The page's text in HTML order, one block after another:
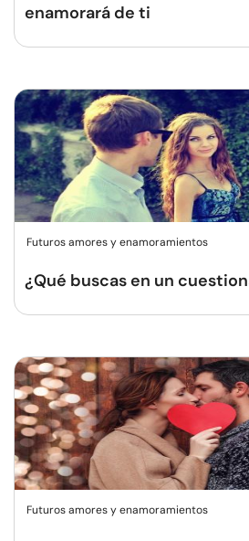
enamorará de ti
Futuros amores y enamoramientos
¿Qué buscas en un
Futuros amores y enamoramientos